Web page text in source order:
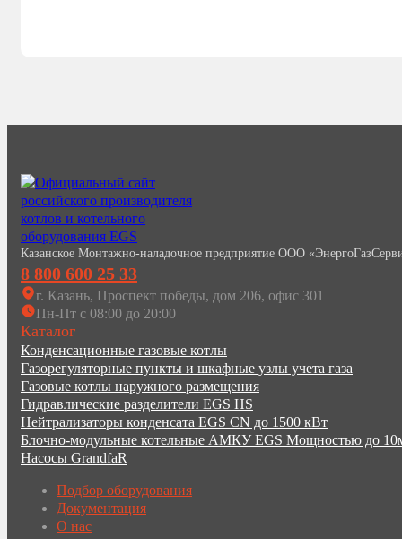
Казанское Монтажно-наладочное предприятие ООО
8 800 600 25 33
г. Казань, Проспект победы, дом 206, офис 301
Пн-Пт с 08:00 до 20:00
Каталог
Конденсационные газовые котлы
Газорегуляторные пункты и шкафные узлы учета газа
Газовые котлы наружного размещения
Гидравлические разделители EGS HS
Нейтрализаторы конденсата EGS CN до 1500 кВт
Блочно-модульные котельные АМКУ EGS Мощностью до
Насосы GrandfaR
Подбор оборудования
Документация
О нас